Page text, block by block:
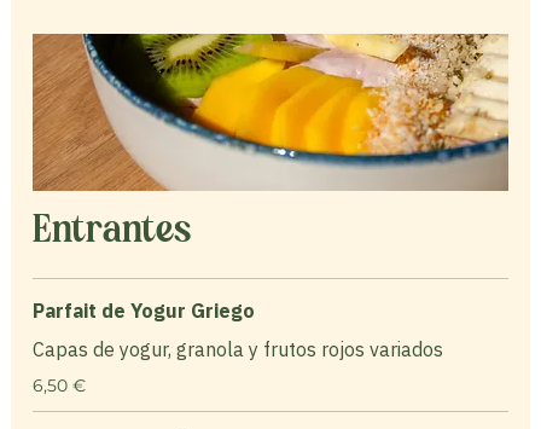
Entrantes
Parfait de Yogur Griego
Capas de yogur, granola y frutos rojos variados
6,50 €